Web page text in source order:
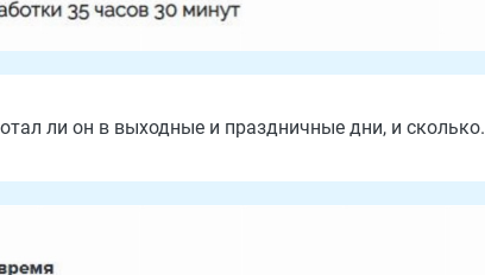
ли он в выходные и праздничные дни, и сколько.